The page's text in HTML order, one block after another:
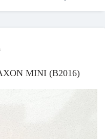
MINI (B2016)